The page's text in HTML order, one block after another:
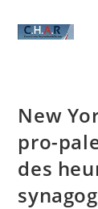
New
pro-
des